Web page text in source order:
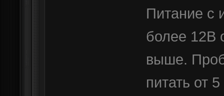
Питание с
более 12В
выше.
питать от